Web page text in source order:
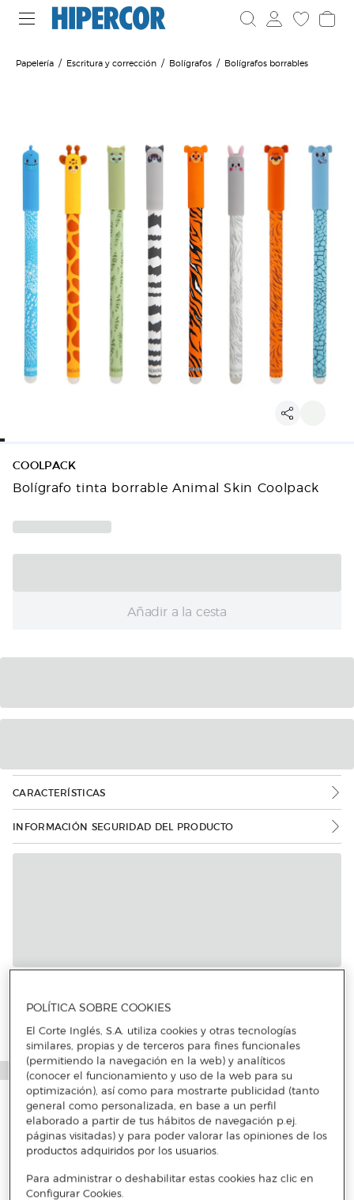
Papelería Escritura y corrección Bolígrafos Bolígrafos borrables
COOLPACK
Bolígrafo tinta borrable Animal Skin Coolpack
Añadir a la cesta
CARACTERÍSTICAS
INFORMACIÓN SEGURIDAD DEL PRODUCTO
POLÍTICA SOBRE COOKIES
El Corte Inglés, S.A. utiliza cookies y otras tecnologías
similares, propias y de terceros para fines funcionales
(permitiendo la navegación en la web) y analíticos
(conocer el funcionamiento y uso de la web para su
optimización), así como para mostrarte publicidad (tanto
general como personalizada, en base a un perfil
elaborado a partir de tus hábitos de navegación p.ej.
páginas visitadas) y para poder valorar las opiniones de los
productos adquiridos por los usuarios.
Para administrar o deshabilitar estas cookies haz clic en
Configurar Cookies.